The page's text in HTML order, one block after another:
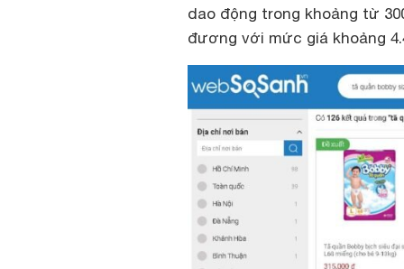
dao động trong khoảng từ
đương với mức giá khoảng